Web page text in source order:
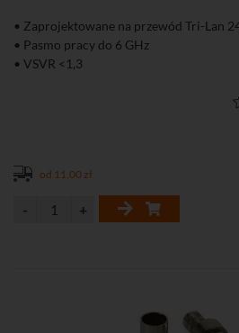
• Zaprojektowane na przewód Tri-Lan
• Pasmo pracy do 6 GHz
• VSVR <1,3
od 11,00 zł